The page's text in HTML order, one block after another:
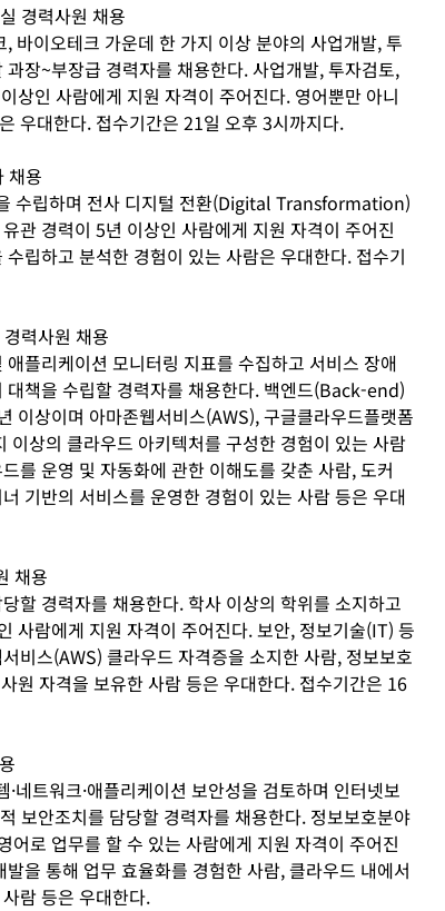
경력사원 채용
바이오테크 가운데 한 가지 이상 분야의 사업개발, 투
장~부장급 경력자를 채용한다. 사업개발, 투자검토,
상인 사람에게 지원 자격이 주어진다. 영어뿐만 아니
우대한다. 접수기간은 21일 오후 3시까지다.
채용
수립하며 전사 디지털 전환(Digital Transformation)
관 경력이 5년 이상인 사람에게 지원 자격이 주어진
립하고 분석한 경험이 있는 사람은 우대한다. 접수기
력사원 채용
플리케이션 모니터링 지표를 수집하고 서비스 장애
대책을 수립할 경력자를 채용한다. 백엔드(Back-end)
이상이며 아마존웹서비스(AWS), 구글클라우드플랫폼
이상의 클라우드 아키텍처를 구성한 경험이 있는 사람
를 운영 및 자동화에 관한 이해도를 갖춘 사람, 도커
기반의 서비스를 운영한 경험이 있는 사람 등은 우대
채용
할 경력자를 채용한다. 학사 이상의 학위를 소지하고
사람에게 지원 자격이 주어진다. 보안, 정보기술(IT) 등
비스(AWS) 클라우드 자격증을 소지한 사람, 정보보호
원 자격을 보유한 사람 등은 우대한다. 접수기간은 16
네트워크·애플리케이션 보안성을 검토하며 인터넷보
보안조치를 담당할 경력자를 채용한다. 정보보호분야
어로 업무를 할 수 있는 사람에게 지원 자격이 주어진
을 통해 업무 효율화를 경험한 사람, 클라우드 내에서
람 등은 우대한다.